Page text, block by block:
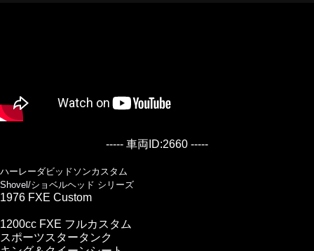
----- 車両ID:2660 -----
ハーレーダビッドソンカスタム
Shovel/ショベルヘッド シリーズ
1976 FXE Custom
1200cc FXE フルカスタム
スポーツスタータンク